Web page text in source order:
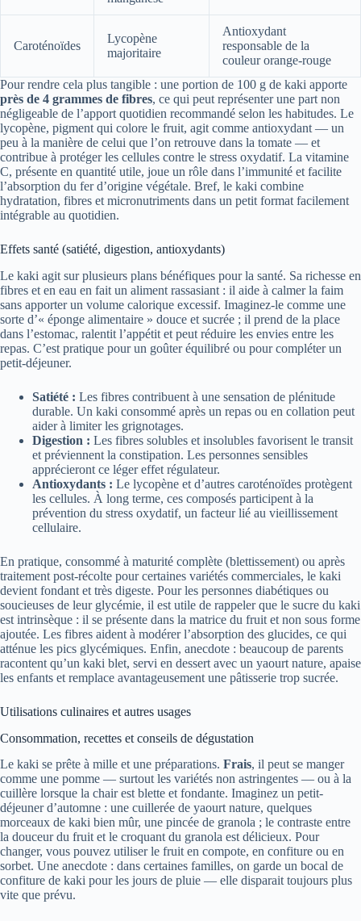
Caroténoïdes
Lycopène
majoritaire
Antioxydant
responsable de la
couleur orange-rouge
Pour rendre cela plus tangible : une portion de 100 g de kaki apporte
près de 4 grammes de fibres, ce qui peut représenter une part non
négligeable de l’apport quotidien recommandé selon les habitudes. Le
lycopène, pigment qui colore le fruit, agit comme antioxydant — un
peu à la manière de celui que l’on retrouve dans la tomate — et
contribue à protéger les cellules contre le stress oxydatif. La vitamine
C, présente en quantité utile, joue un rôle dans l’immunité et facilite
l’absorption du fer d’origine végétale. Bref, le kaki combine
hydratation, fibres et micronutriments dans un petit format facilement
intégrable au quotidien.
Effets santé (satiété, digestion, antioxydants)
Le kaki agit sur plusieurs plans bénéfiques pour la santé. Sa richesse en
fibres et en eau en fait un aliment rassasiant : il aide à calmer la faim
sans apporter un volume calorique excessif. Imaginez-le comme une
sorte d’« éponge alimentaire » douce et sucrée ; il prend de la place
dans l’estomac, ralentit l’appétit et peut réduire les envies entre les
repas. C’est pratique pour un goûter équilibré ou pour compléter un
petit-déjeuner.
Satiété : Les fibres contribuent à une sensation de plénitude
durable. Un kaki consommé après un repas ou en collation peut
aider à limiter les grignotages.
Digestion : Les fibres solubles et insolubles favorisent le transit
et préviennent la constipation. Les personnes sensibles
apprécieront ce léger effet régulateur.
Antioxydants : Le lycopène et d’autres caroténoïdes protègent
les cellules. À long terme, ces composés participent à la
prévention du stress oxydatif, un facteur lié au vieillissement
cellulaire.
En pratique, consommé à maturité complète (blettissement) ou après
traitement post-récolte pour certaines variétés commerciales, le kaki
devient fondant et très digeste. Pour les personnes diabétiques ou
soucieuses de leur glycémie, il est utile de rappeler que le sucre du kaki
est intrinsèque : il se présente dans la matrice du fruit et non sous forme
ajoutée. Les fibres aident à modérer l’absorption des glucides, ce qui
atténue les pics glycémiques. Enfin, anecdote : beaucoup de parents
racontent qu’un kaki blet, servi en dessert avec un yaourt nature, apaise
les enfants et remplace avantageusement une pâtisserie trop sucrée.
Utilisations culinaires et autres usages
Consommation, recettes et conseils de dégustation
Le kaki se prête à mille et une préparations. Frais, il peut se manger
comme une pomme — surtout les variétés non astringentes — ou à la
cuillère lorsque la chair est blette et fondante. Imaginez un petit-
déjeuner d’automne : une cuillerée de yaourt nature, quelques
morceaux de kaki bien mûr, une pincée de granola ; le contraste entre
la douceur du fruit et le croquant du granola est délicieux. Pour
changer, vous pouvez utiliser le fruit en compote, en confiture ou en
sorbet. Une anecdote : dans certaines familles, on garde un bocal de
confiture de kaki pour les jours de pluie — elle disparait toujours plus
vite que prévu.